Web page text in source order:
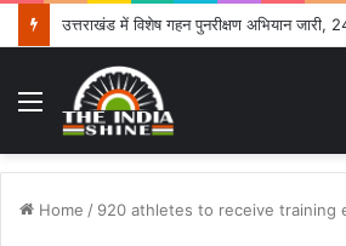
Menu
Home / 920 athletes to receive training